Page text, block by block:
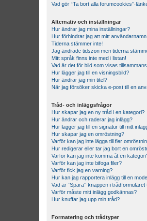
Vad gör “Ta bort alla forumcookies”-
Alternativ och inställningar
Hur ändrar jag mina inställningar?
Hur förhindrar jag att mitt
Tiderna stämmer inte!
Jag ändrade tidszon men tiderna
Mitt språk finns inte med i listan!
Vad är det för bild som visas
Hur lägger jag till en visningsbild?
Hur ändrar jag min titel?
När jag försöker skicka e-post till en
Tråd- och inläggsfrågor
Hur skapar jag en ny tråd i en kategori?
Hur ändrar och raderar jag inlägg?
Hur lägger jag till en signatur till mitt
Hur skapar jag en omröstning?
Varför kan jag inte lägga till fler
Hur redigerar eller tar jag bort en
Varför kan jag inte komma åt en
Varför kan jag inte bifoga filer?
Varför fick jag en varning?
Hur kan jag rapportera inlägg till en
Vad är “Spara”-knappen i trådformuläret
Varför måste mitt inlägg godkännas?
Hur knuffar jag upp min tråd?
Formatering och trådtyper